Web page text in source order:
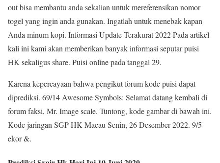
out bisa membantu anda sekalian untuk mereferensikan nomor
togel yang ingin anda gunakan. Ingatlah untuk menebak kapan
Anda minum kopi. Informasi Update Terakurat 2022 Pada artikel
kali ini kami akan memberikan banyak informasi seputar puisi
HK sekaligus share. Puisi online pada tanggal 29.
Karena kepercayaan bahwa pengikut forum kode puisi dapat
diprediksi. 69/14 Awesome Symbols: Selamat datang kembali di
forum faksi, Mr. Image scale. Tuntong, kode gambar di bawah ini.
Kode jaringan SGP HK Macau Senin, 26 Desember 2022. 9/5
ekor &.